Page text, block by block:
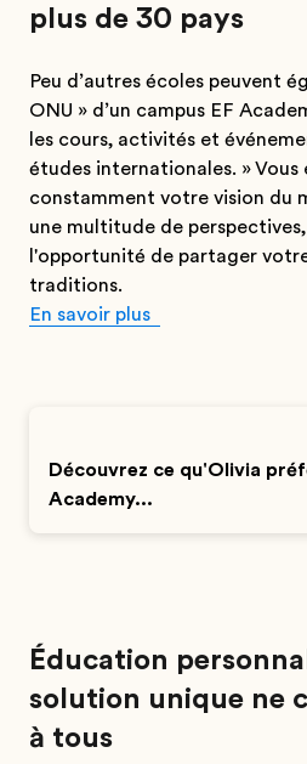
plus de 30 pays
Peu d’autres écoles peuvent
ONU » d’un campus EF
les cours, activités et
études internationales. » Vous
constamment votre vision du
une multitude de
l'opportunité de partager
traditions.
En savoir plus
Découvrez ce qu'Olivia
Academy...
Éducation
solution unique ne
à tous